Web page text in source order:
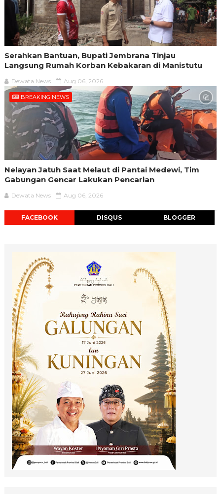
Serahkan Bantuan, Bupati Jembrana Tinjau
Langsung Rumah Korban Kebakaran di Manistutu
Dewata News Aug 06, 2026
BREAKING NEWS
Nelayan Jatuh Saat Melaut di Pantai Medewi, Tim
Gabungan Gencar Lakukan Pencarian
Dewata News Aug 06, 2026
FACEBOOK DISQUS BLOGGER